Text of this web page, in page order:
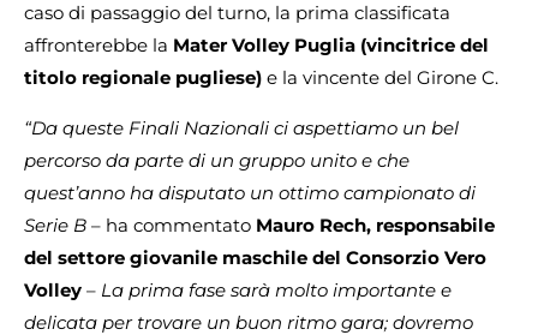
caso di passaggio del turno, la prima classificata
affronterebbe la Mater Volley Puglia (vincitrice del
titolo regionale pugliese) e la vincente del Girone C.
“Da queste Finali Nazionali ci aspettiamo un bel
percorso da parte di un gruppo unito e che
quest’anno ha disputato un ottimo campionato di
Serie B – ha commentato Mauro Rech, responsabile
del settore giovanile maschile del Consorzio Vero
Volley – La prima fase sarà molto importante e
delicata per trovare un buon ritmo gara; dovremo